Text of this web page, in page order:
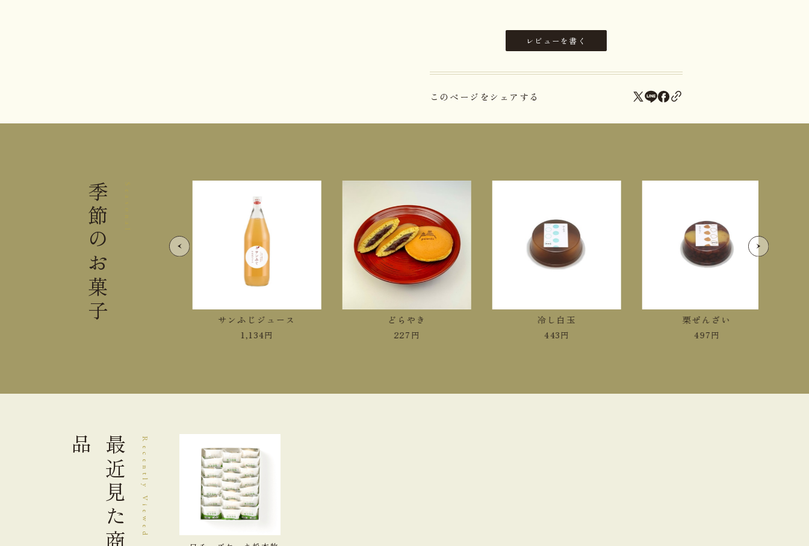
レビューを書く
このページをシェアする
Seasonal
季節の
お菓子
紅玉ジュース サンふじジュース
1,134円
どらやき
227円
冷し白玉
443円
栗ぜんざい
497円
Recently Viewed
最近見た
品